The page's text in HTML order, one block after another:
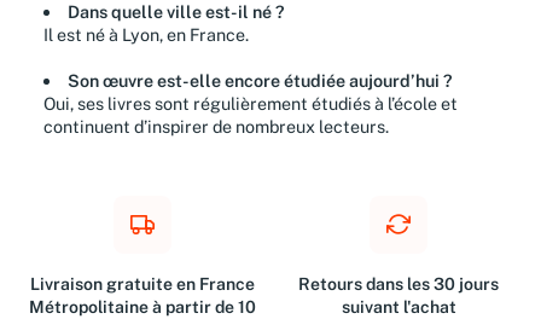
Dans quelle ville est-il né ?
Il est né à Lyon, en France.
Son œuvre est-elle encore étudiée aujourd’hui ?
Oui, ses livres sont régulièrement étudiés à l’école et
continuent d’inspirer de nombreux lecteurs.
Livraison gratuite en France
Métropolitaine à partir de 10
Retours dans les 30 jours
suivant l'achat